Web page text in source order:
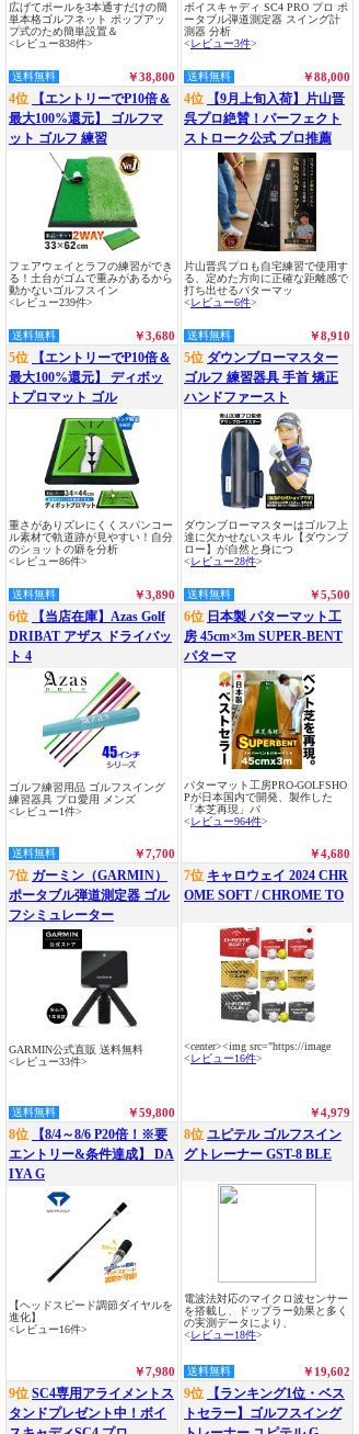
広げてポールを3本通すだけの簡
単本格ゴルフネット ポップアッ
プ式のため簡単設置＆
<レビュー838件>
送料無料 ￥38,800
4位
【エントリーでP10倍＆
最大100%還元】 ゴルフマ
ット ゴルフ 練習
フェアウェイとラフの練習ができ
る！土台がゴムで重みがあるから
動かないゴルフスイン
<レビュー239件>
送料無料 ￥3,680
5位
【エントリーでP10倍＆
最大100%還元】 ディボッ
トプロマット ゴル
重さがありズレにくくスパンコー
ル素材で軌道跡が見やすい！自分
のショットの癖を分析
<レビュー86件>
送料無料 ￥3,890
6位
【当店在庫】Azas Golf
DRIBAT アザス ドライバッ
ト 4
ゴルフ練習用品 ゴルフスイング
練習器具 プロ愛用 メンズ
<レビュー1件>
送料無料 ￥7,700
7位 ガーミン（GARMIN）
ポータブル弾道測定器 ゴル
フシミュレーター
GARMIN公式直販 送料無料
<レビュー33件>
送料無料 ￥59,800
8位
【8/4～8/6 P20倍！※要
エントリー&条件達成】 DA
IYA G
【ヘッドスピード調節ダイヤルを
進化】
<レビュー16件>
￥7,980
9位 SC4専用アライメントス
タンドプレゼント中！ボイ
ボイスキャディ SC4 PRO プロ ポ
ータブル弾道測定器 スイング計
測器 分析
<レビュー3件>
送料無料 ￥88,000
4位
【9月上旬入荷】片山晋
呉プロ絶賛！パーフェクト
ストローク公式 プロ推薦
片山晋呉プロも自宅練習で使用す
る、定めた方向に正確な距離感で
打ち出せるパターマッ
<レビュー6件>
送料無料 ￥8,910
5位 ダウンブローマスター
ゴルフ 練習器具 手首 矯正
ハンドファースト
ダウンブローマスターはゴルフ上
達に欠かせないスキル【ダウンブ
ロー】が自然と身につ
<レビュー28件>
送料無料 ￥5,500
6位 日本製 パターマット工
房 45cm×3m SUPER-BENT
パターマ
パターマット工房PRO-GOLFSHO
Pが日本国内で開発、製作した
「本芝再現」パ
<レビュー964件>
￥4,680
7位 キャロウェイ 2024 CHR
OME SOFT / CHROME TO
<center><img src="https://image
<レビュー16件>
￥4,979
8位 ユピテル ゴルフスイン
グトレーナー GST-8 BLE
電波法対応のマイクロ波センサー
を搭載し、ドップラー効果と多く
の実測データにより、
<レビュー18件>
送料無料 ￥19,602
9位
【ランキング1位・ベス
トセラー】ゴルフスイング